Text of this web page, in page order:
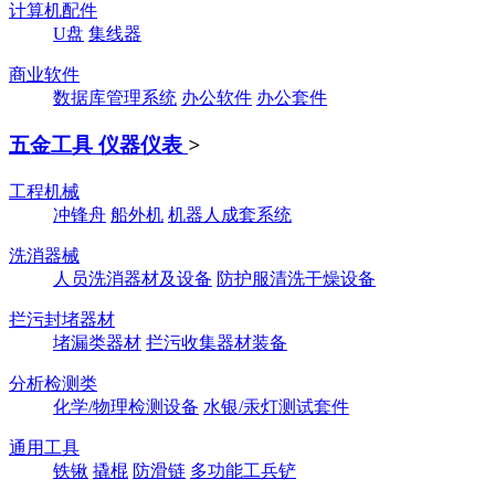
计算机配件
U盘 集线器
商业软件
数据库管理系统 办公软件 办公套件
五金工具 仪器仪表 >
工程机械
冲锋舟 船外机 机器人成套系统
洗消器械
人员洗消器材及设备 防护服清洗干燥设备
拦污封堵器材
堵漏类器材 拦污收集器材装备
分析检测类
化学/物理检测设备 水银/汞灯测试套件
通用工具
铁锹 撬棍 防滑链 多功能工兵铲